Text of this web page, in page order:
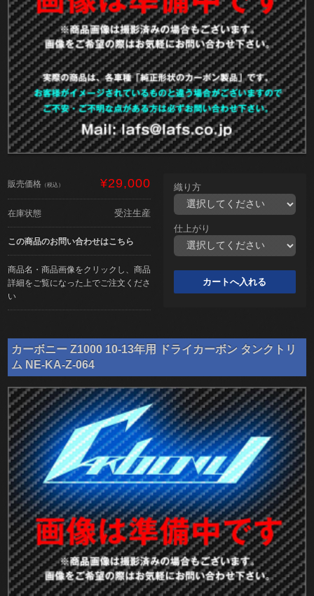
販売価格 （税込） ¥29,000
在庫状態 受注生産
この商品のお問い合わせはこちら
商品名・商品画像をクリックし、商品
詳細をご覧になった上でご注文くださ
い
織り方
仕上がり
カーボニー Z1000 10-13年用 ドライカーボン タンクトリ
ム NE-KA-Z-064